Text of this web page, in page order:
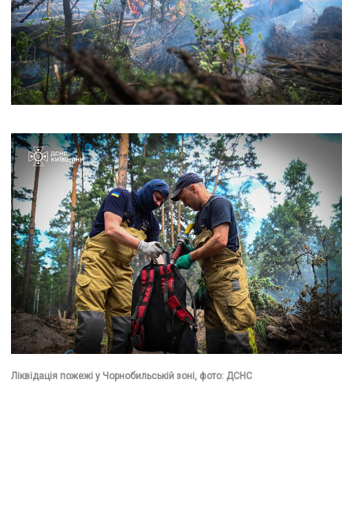
Ліквідація пожежі у Чорнобильській зоні, фото: ДСНС